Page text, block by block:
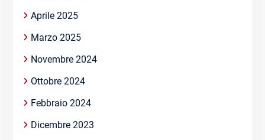
Aprile 2025
Marzo 2025
Novembre 2024
Ottobre 2024
Febbraio 2024
Dicembre 2023